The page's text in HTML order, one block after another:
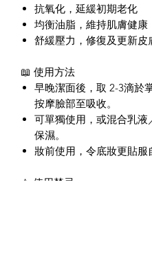
抗氧化，延緩初期老化
均衡油脂，維持肌膚健康
舒緩壓力，修復及更新皮
📖 使用方法
早晚潔面後，取 2-3滴於
按摩臉部至吸收。
可單獨使用，或混合乳液
保濕。
妝前使用，令底妝更貼服
⚠️ 使用禁忌